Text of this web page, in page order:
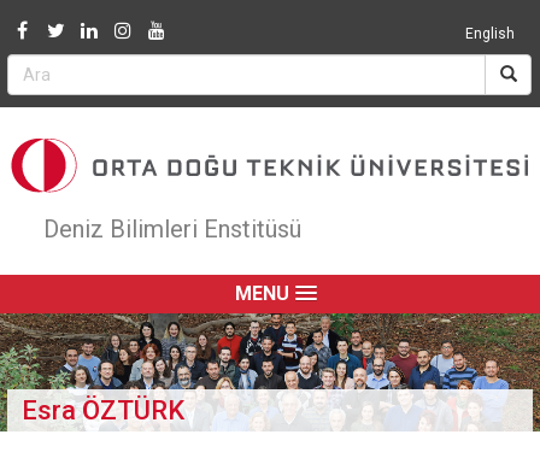
English
Deniz Bilimleri Enstitüsü
MENU
Esra ÖZTÜRK